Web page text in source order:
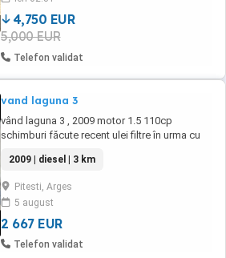
4X4 permanent Xdrive - Sonorizare ...
4,750 EUR
5,000 EUR
Telefon validat
vand laguna 3
vând laguna 3 , 2009 motor 1.5 110cp
schimburi făcute recent ulei filtre în urma cu
arcuri spate bucși punte, fata mecanica toată
fără amortizoare, kit distribuție complect
,pompa apa, curea accesori , trage bine
motorul se aude foarte bine, AC funcțional, ...
2009 | diesel | 3 km
Pitesti, Arges
5 august
2 667 EUR
Telefon validat